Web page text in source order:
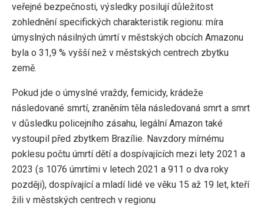
veřejné bezpečnosti, výsledky posilují důležitost
zohlednění specifických charakteristik regionu: míra
úmyslných násilných úmrtí v městských obcích Amazonu
byla o 31,9 % vyšší než v městských centrech zbytku
země.
Pokud jde o úmyslné vraždy, femicidy, krádeže
následované smrtí, zraněním těla následovaná smrt a smrt
v důsledku policejního zásahu, legální Amazon také
vystoupil před zbytkem Brazílie. Navzdory mírnému
poklesu počtu úmrtí dětí a dospívajících mezi lety 2021 a
2023 (s 1076 úmrtími v letech 2021 a 911 o dva roky
později), dospívající a mladí lidé ve věku 15 až 19 let, kteří
žili v městských centrech v regionu